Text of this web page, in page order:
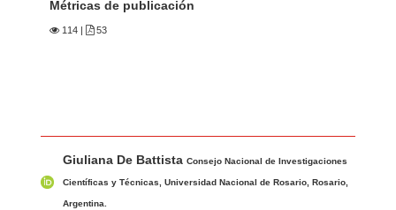
Métricas de publicación
114 | 53
t
Giuliana De BattistaConsejo Nacional de Investigaciones
Científicas y Técnicas, Universidad Nacional de Rosario, Rosario,
Argentina.